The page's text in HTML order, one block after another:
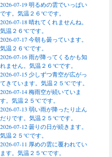
2026-07-19 明るめの雲でいっぱい
です。気温２６℃です。
2026-07-18 晴れてくれませんね。
気温２６℃です。
2026-07-17 今朝も曇っています。
気温２６℃です。
2026-07-16 雨が降ってくるかも知
れません。気温２６℃です。
2026-07-15 少しずつ青空が広がっ
てきています。気温２５℃です。
2026-07-14 梅雨空が続いていま
す。気温２５℃です。
2026-07-13 弱い雨が降ったり止ん
だりです。気温２５℃です。
2026-07-12 曇りの日が続きます。
気温２５℃です。
2026-07-11 厚めの雲に覆われてい
ます。気温２５℃です。